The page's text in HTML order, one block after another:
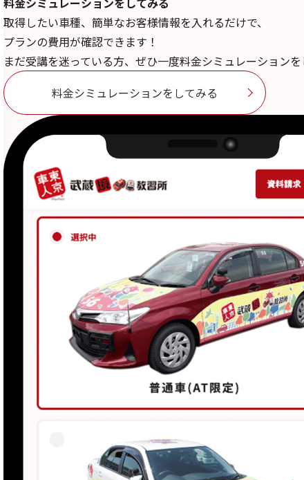
取得したい車種、簡単なお客様情報を入れるだけで、
プランの費用が確認できます！
まだ受講を迷っている方、ぜひ一度料金シミュレーション
料金シミュレーションをしてみる